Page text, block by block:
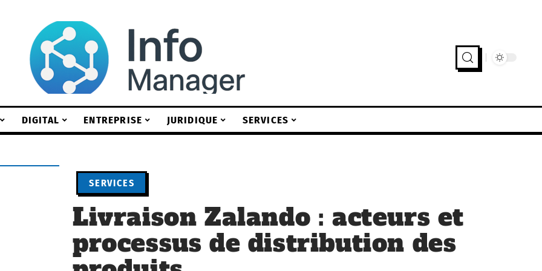
DIGITAL ENTREPRISE JURIDIQUE SERVICES
SERVICES
Livraison Zalando : acteurs et
processus de distribution des